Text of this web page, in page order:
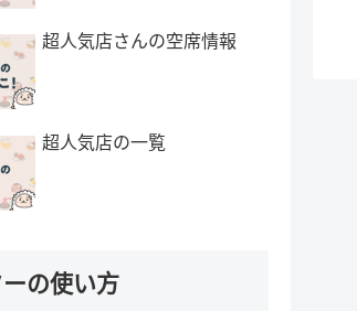
超人気店さんの空席情報
超人気店の一覧
の使い方